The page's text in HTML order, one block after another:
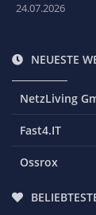
24.07.2026
NEUESTE
NetzLiving
Fast4.IT
Ossrox